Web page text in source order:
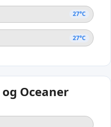
27°C
27°C
Oceaner